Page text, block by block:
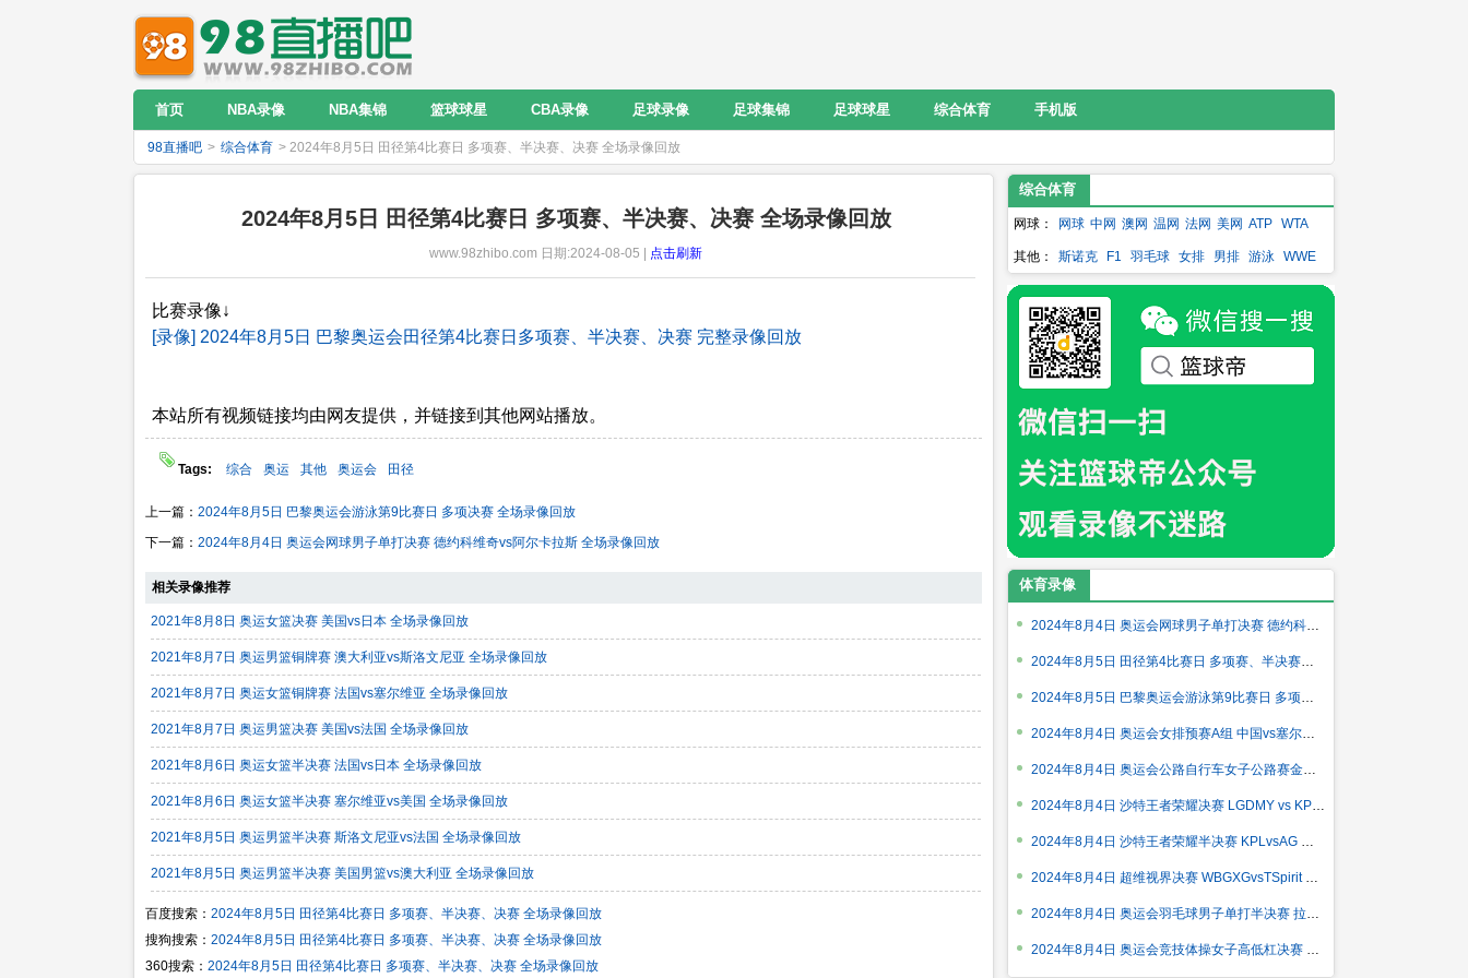
首页 NBA录像 NBA集锦 篮球球星 CBA录像 足球录像 足球集锦 足球球星 综合体育 手机版
98直播吧 > 综合体育 > 2024年8月5日 田径第4比赛日 多项赛、半决赛、决赛 全场录像回放
2024年8月5日 田径第4比赛日 多项赛、半决赛、决赛 全场录像回放
www.98zhibo.com 日期:2024-08-05 | 点击刷新
比赛录像↓
[录像] 2024年8月5日 巴黎奥运会田径第4比赛日多项赛、半决赛、决赛 完整录像回放
本站所有视频链接均由网友提供，并链接到其他网站播放。
Tags: 综合 奥运 其他 奥运会 田径
上一篇： 2024年8月5日 巴黎奥运会游泳第9比赛日 多项决赛 全场录像回放
下一篇： 2024年8月4日 奥运会网球男子单打决赛 德约科维奇vs阿尔卡拉斯 全场录像回放
相关录像推荐
2021年8月8日 奥运女篮决赛 美国vs日本 全场录像回放
2021年8月7日 奥运男篮铜牌赛 澳大利亚vs斯洛文尼亚 全场录像回放
2021年8月7日 奥运女篮铜牌赛 法国vs塞尔维亚 全场录像回放
2021年8月7日 奥运男篮决赛 美国vs法国 全场录像回放
2021年8月6日 奥运女篮半决赛 法国vs日本 全场录像回放
2021年8月6日 奥运女篮半决赛 塞尔维亚vs美国 全场录像回放
2021年8月5日 奥运男篮半决赛 斯洛文尼亚vs法国 全场录像回放
2021年8月5日 奥运男篮半决赛 美国男篮vs澳大利亚 全场录像回放
百度搜索： 2024年8月5日 田径第4比赛日 多项赛、半决赛、决赛 全场录像回放
搜狗搜索： 2024年8月5日 田径第4比赛日 多项赛、半决赛、决赛 全场录像回放
360搜索： 2024年8月5日 田径第4比赛日 多项赛、半决赛、决赛 全场录像回放
综合体育
网球： 网球 中网 澳网 温网 法网 美网 ATP WTA
其他： 斯诺克 F1 羽毛球 女排 男排 游泳 WWE
乒乓球 冰壶 NFL 丁俊晖 李娜
体育录像
2024年8月4日 奥运会网球男子单打决赛 德约科维奇vs阿尔卡拉斯
2024年8月5日 田径第4比赛日 多项赛、半决赛、决赛 全场录像回放
2024年8月5日 巴黎奥运会游泳第9比赛日 多项决赛 全场录像回放
2024年8月4日 奥运会女排预赛A组 中国vs塞尔维亚 全场录像回放
2024年8月4日 奥运会公路自行车女子公路赛金牌赛 唐欣 全场录像
2024年8月4日 沙特王者荣耀决赛 LGDMY vs KPL 全场录像回放
2024年8月4日 沙特王者荣耀半决赛 KPLvsAG 全场录像回放
2024年8月4日 超维视界决赛 WBGXGvsTSpirit 全场录像回放
2024年8月4日 奥运会羽毛球男子单打半决赛 拉克什亚-森vs安赛龙
2024年8月4日 奥运会竞技体操女子高低杠决赛 中国vs竞技体操 全